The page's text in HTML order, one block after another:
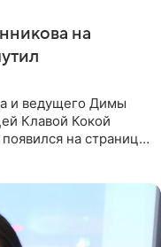
на
и ведущего Димы
Клавой Кокой
на странице